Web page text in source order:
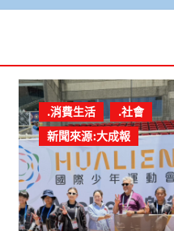
.消費生活
.社會
新聞來源:大成報